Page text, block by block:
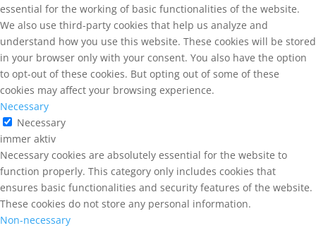
essential for the working of basic functionalities of the website.
We also use third-party cookies that help us analyze and
understand how you use this website. These cookies will be stored
in your browser only with your consent. You also have the option
to opt-out of these cookies. But opting out of some of these
cookies may affect your browsing experience.
Necessary
Necessary
immer aktiv
Necessary cookies are absolutely essential for the website to
function properly. This category only includes cookies that
ensures basic functionalities and security features of the website.
These cookies do not store any personal information.
Non-necessary